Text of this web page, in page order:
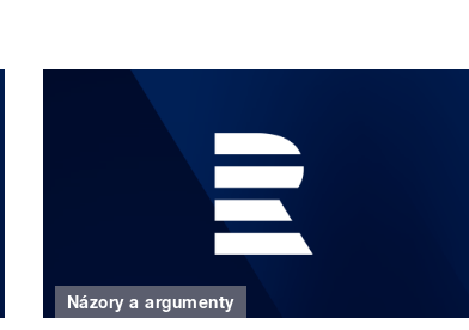
Názory a argumenty